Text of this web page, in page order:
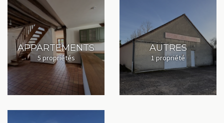
APPARTEMENTS
5 propriétés
AUTRES
1 propriété